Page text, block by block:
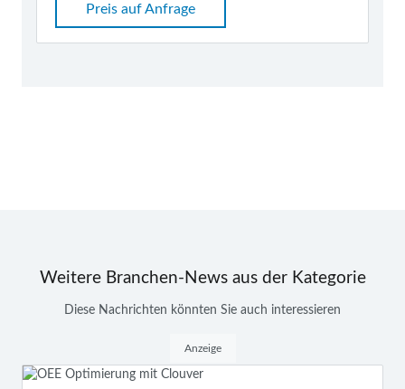
Preis auf Anfrage
Weitere Branchen-News aus der Kategorie
Diese Nachrichten könnten Sie auch interessieren
Anzeige